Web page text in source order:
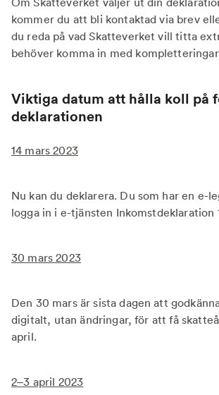
kommer du att bli kontaktad via brev
du reda på vad Skatteverket vill titta
behöver komma in med
Viktiga datum att hålla koll på
deklarationen
14 mars 2023
Nu kan du deklarera. Du som har en e-
logga in i e-tjänsten Inkomstdeklaration
30 mars 2023
Den 30 mars är sista dagen att
digitalt, utan ändringar, för att få
april.
2–3 april 2023